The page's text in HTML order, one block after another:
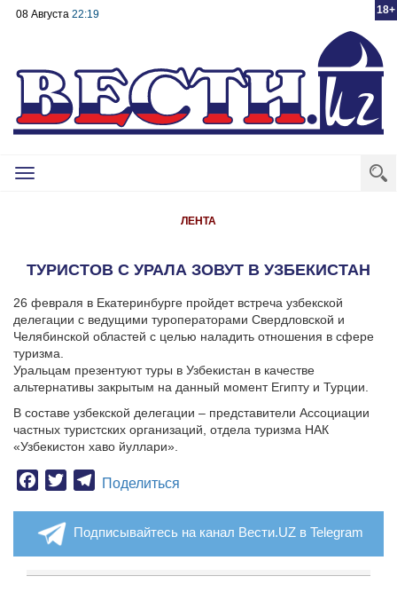
18+
08 Августа 22:19
Toggle
ЛЕНТА
ТУРИСТОВ С УРАЛА ЗОВУТ В УЗБЕКИСТАН
26 февраля в Екатеринбурге пройдет встреча узбекской
делегации с ведущими туроператорами Свердловской и
Челябинской областей с целью наладить отношения в сфере
туризма.
Уральцам презентуют туры в Узбекистан в качестве
альтернативы закрытым на данный момент Египту и Турции.
В составе узбекской делегации – представители Ассоциации
частных туристских организаций, отдела туризма НАК
«Узбекистон хаво йуллари».
Facebook
TwitterTelegram
Поделиться
Подписывайтесь на канал Вести.UZ в Telegram